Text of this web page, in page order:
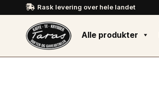
 Rask levering over hele landet
Alle produkter